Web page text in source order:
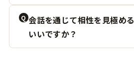
Q 会話を通じて相性を見極め
いいですか？